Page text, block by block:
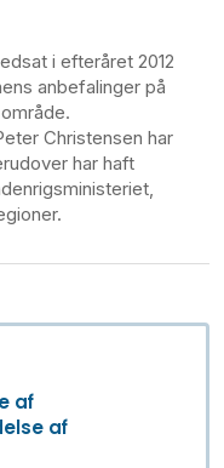
i efteråret 2012
anbefalinger på
Christensen har
har haft
af
af